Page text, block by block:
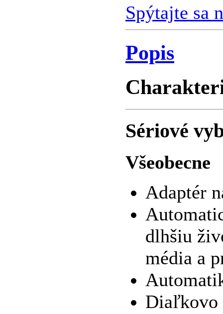
Spýtajte sa
Popis
Sériové
Všeobecne
Adaptér
dlhšiu
média a
Diaľkovo